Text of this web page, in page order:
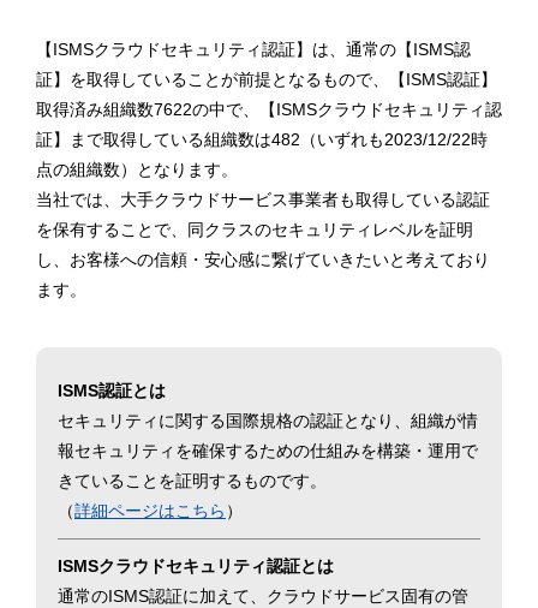
【ISMSクラウドセキュリティ認証】は、通常の【ISMS認
証】を取得していることが前提となるもので、【ISMS認証】
取得済み組織数7622の中で、【ISMSクラウドセキュリティ認
証】まで取得している組織数は482（いずれも2023/12/22時
点の組織数）となります。
当社では、大手クラウドサービス事業者も取得している認証
を保有することで、同クラスのセキュリティレベルを証明
し、お客様への信頼・安心感に繋げていきたいと考えており
ます。
ISMS認証とは
セキュリティに関する国際規格の認証となり、組織が情
報セキュリティを確保するための仕組みを構築・運用で
きていることを証明するものです。
（詳細ページはこちら ）
ISMSクラウドセキュリティ認証とは
通常のISMS認証に加えて、クラウドサービス固有の管